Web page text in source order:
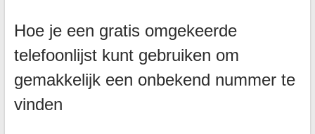
Hoe je een gratis omgekeerde
telefoonlijst kunt gebruiken om
gemakkelijk een onbekend nummer te
vinden